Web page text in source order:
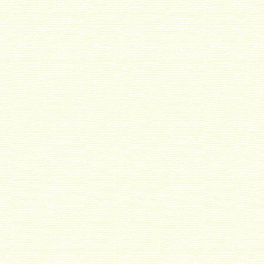
Etendre la pâte et la piquer à l’aide d’une fourchette.
Etaler sur toute la surface 1cm de gelée de groseilles.
Verser la préparation par-dessus et égaliser
grossièrement. Cuire 30 min à four 7.